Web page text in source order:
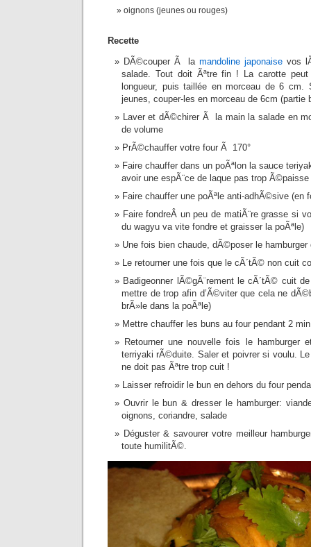
oignons (jeunes ou rouges)
Recette
DÃ©couper Ã lamandoline japonaisevos
salade. Tout doit Ãªtre fin ! La carotte
longueur, puis taillée en morceau de 6
jeunes, couper-les en morceau de 6cm (partie
Laver et dÃ©chirer Ã la main la salade en
de volume
PrÃ©chauffer votre four Ã 170°
Faire chauffer dans un poÃªlon la sauce
avoir une espÃ¨ce de laque pas trop Ã©paisse
Faire chauffer une poÃªle anti-adhÃ©sive (en
Faire fondreÂ un peu de matiÃ¨re grasse si
du wagyu va vite fondre et graisser la poÃªle)
Une fois bien chaude, dÃ©poser le hamburger
Le retourner une fois que le cÃ´tÃ© non cuit
Badigeonner lÃ©gÃ¨rement le cÃ´tÃ© cuit
mettre de trop afin d’Ã©viter que cela ne
brÃ»le dans la poÃªle)
Mettre chauffer les buns au four pendant 2 min
Retourner une nouvelle fois le hamburger
terriyaki rÃ©duite. Saler et poivrer si voulu.
ne doit pas Ãªtre trop cuit !
Laisser refroidir le bun en dehors du four
Ouvrir le bun & dresser le hamburger:
oignons, coriandre, salade
Déguster & savourer votre meilleur
toute humilitÃ©.